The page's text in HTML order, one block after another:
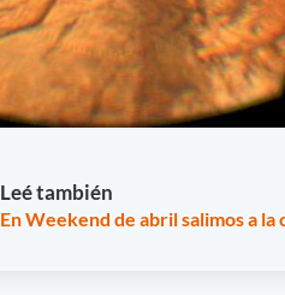
Leé también
En Weekend de abril salimos a la